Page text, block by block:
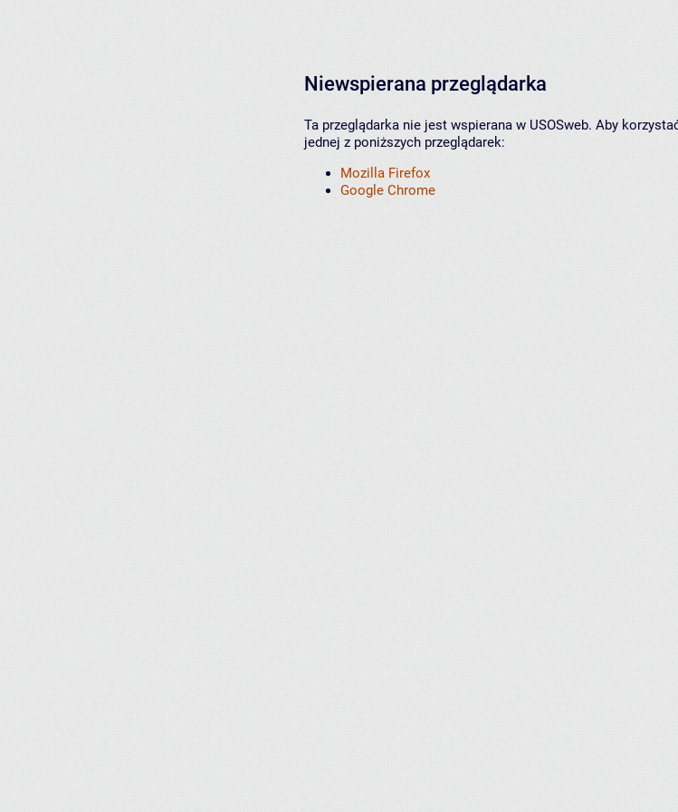
Niewspierana przeglądarka
Ta przeglądarka nie jest wspierana w USOSweb. Aby
jednej z poniższych przeglądarek:
Mozilla Firefox
Google Chrome